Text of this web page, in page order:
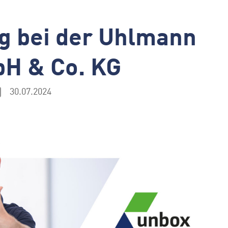
bei der Uhlmann
& Co. KG
30.07.2024